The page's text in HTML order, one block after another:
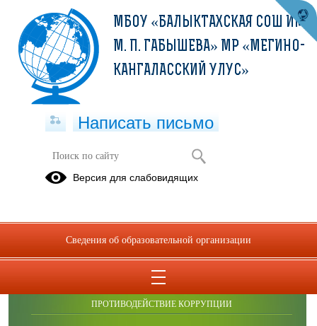
Публикации за Май 2026
ОБРАЩЕНИЯ ГРАЖДАН
ПРОТИВОДЕЙСТВИЕ КОРРУПЦИИ
МБОУ «БАЛЫКТАХСКАЯ СОШ ИМ.
М. П. ГАБЫШЕВА» МР «МЕГИНО-
КАНГАЛАССКИЙ УЛУС»
Написать письмо
Версия для слабовидящих
Сведения об образовательной организации